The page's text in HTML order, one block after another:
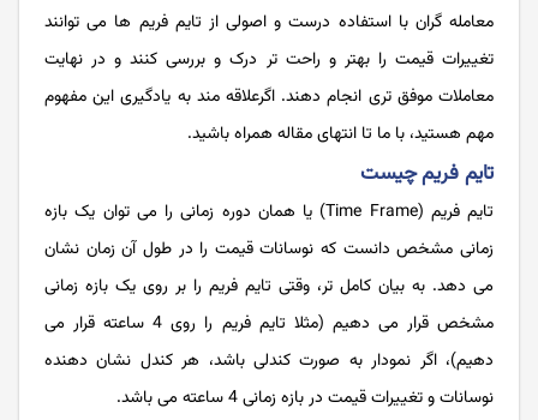
معامله گران با استفاده درست و اصولی از تایم فریم ها می توانند
تغییرات قیمت را بهتر و راحت تر درک و بررسی کنند و در نهایت
معاملات موفق تری انجام دهند. اگرعلاقه مند به یادگیری این مفهوم
مهم هستید، با ما تا انتهای مقاله همراه باشید.
تایم فریم چیست
تایم فریم (Time Frame) یا همان دوره زمانی را می توان یک بازه
زمانی مشخص دانست که نوسانات قیمت را در طول آن زمان نشان
می دهد. به بیان کامل تر، وقتی تایم فریم را بر روی یک بازه زمانی
مشخص قرار می دهیم (مثلا تایم فریم را روی 4 ساعته قرار می
دهیم)، اگر نمودار به صورت کندلی باشد، هر کندل نشان دهنده
نوسانات و تغییرات قیمت در بازه زمانی 4 ساعته می باشد.